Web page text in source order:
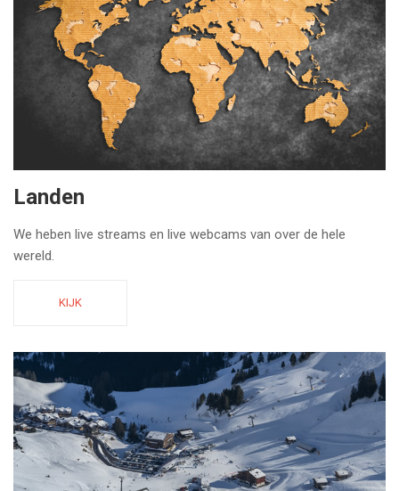
Landen
We heben live streams en live webcams van over de hele
wereld.
KIJK